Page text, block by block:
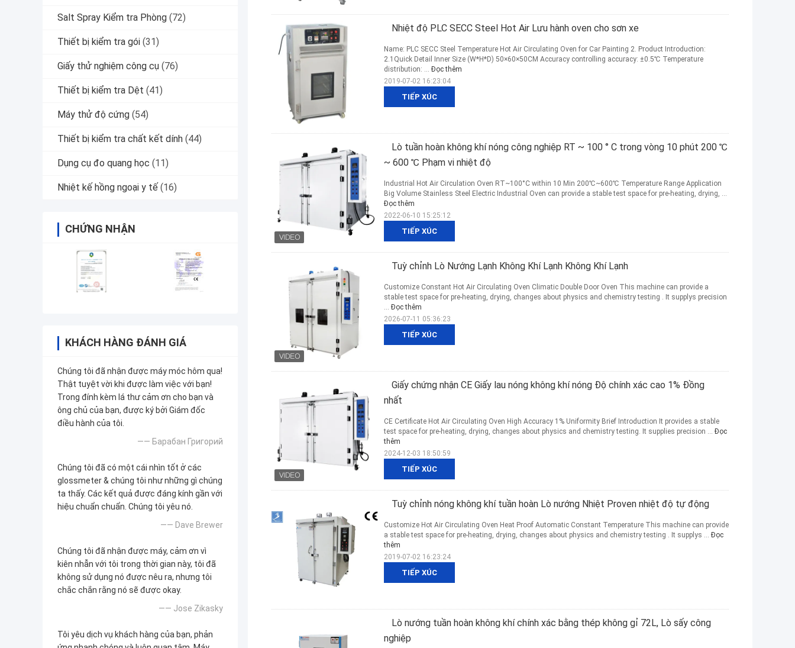
Salt Spray Kiểm tra Phòng (72)
Thiết bị kiểm tra gói (31)
Giấy thử nghiệm công cụ (76)
Thiết bị kiểm tra Dệt (41)
Máy thử độ cứng (54)
Thiết bị kiểm tra chất kết dính (44)
Dụng cụ đo quang học (11)
Nhiệt kế hồng ngoại y tế (16)
CHỨNG NHẬN
KHÁCH HÀNG ĐÁNH GIÁ
Chúng tôi đã nhận được máy móc hôm qua!
Thật tuyệt vời khi được làm việc với bạn!
Trong đính kèm lá thư cảm ơn cho bạn và
ông chủ của bạn, được ký bởi Giám đốc
điều hành của tôi.
—— Барабан Григорий
Chúng tôi đã có một cái nhìn tốt ở các
glossmeter & chúng tôi như những gì chúng
ta thấy. Các kết quả được đáng kính gần với
hiệu chuẩn chuẩn. Chúng tôi yêu nó.
—— Dave Brewer
Chúng tôi đã nhận được máy, cảm ơn vì
kiên nhẫn với tôi trong thời gian này, tôi đã
không sử dụng nó được nêu ra, nhưng tôi
chắc chắn rằng nó sẽ được okay.
—— Jose Zikasky
Tôi yêu dịch vụ khách hàng của bạn, phản
Nhiệt độ PLC SECC Steel Hot Air Lưu hành oven cho sơn xe
TIẾP XÚC
Name: PLC SECC Steel Temperature Hot Air Circulating Oven for Car Painting 2. Product Introduction:​
2.1Quick Detail Inner Size (W*H*D) 50×60×50CM Accuracy controlling accuracy: ±0.5℃ Temperature
distribution: ... Đọc thêm
2019-07-02 16:23:04
Lò tuần hoàn không khí nóng công nghiệp RT ~ 100 ° C trong vòng 10 phút 200 ℃
~ 600 ℃ Phạm vi nhiệt độ
TIẾP XÚC
Industrial Hot Air Circulation Oven RT~100°C within 10 Min 200℃~600℃ Temperature Range Application
Big Volume Stainless Steel Electric Industrial Oven can provide a stable test space for pre-heating, drying, ...
Đọc thêm
2022-06-10 15:25:12
Tuỳ chỉnh Lò Nướng Lạnh Không Khí Lạnh Không Khí Lạnh
TIẾP XÚC
Customize Constant Hot Air Circulating Oven Climatic Double Door Oven This machine can provide a
stable test space for pre-heating, drying, changes about physics and chemistry testing . It supplys precision
... Đọc thêm
2026-07-11 05:36:23
Giấy chứng nhận CE Giấy lau nóng không khí nóng Độ chính xác cao 1% Đồng
nhất
TIẾP XÚC
CE Certificate Hot Air Circulating Oven High Accuracy 1% Uniformity Brief Introduction It provides a stable
test space for pre-heating, drying, changes about physics and chemistry testing. It supplies precision ... Đọc
thêm
2024-12-03 18:50:59
Tuỳ chỉnh nóng không khí tuần hoàn Lò nướng Nhiệt Proven nhiệt độ tự động
TIẾP XÚC
Customize Hot Air Circulating Oven Heat Proof Automatic Constant Temperature This machine can provide
a stable test space for pre-heating, drying, changes about physics and chemistry testing . It supplys ... Đọc
thêm
2019-07-02 16:23:24
Lò nướng tuần hoàn không khí chính xác bằng thép không gỉ 72L, Lò sấy công
nghiệp